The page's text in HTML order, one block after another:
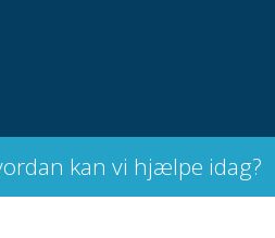
kan vi hjælpe idag?